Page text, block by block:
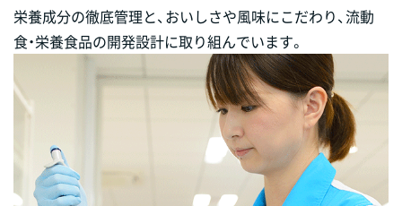
栄養成分の徹底管理と、おいしさや風味にこだわり、流動
食・栄養食品の開発設計に取り組んでいます。